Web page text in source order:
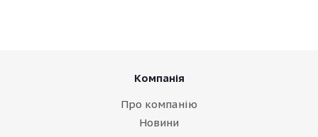
Компанія
Про компанію
Новини